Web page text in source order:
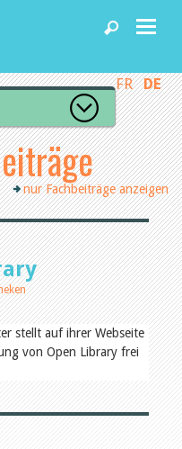
FR DE
nur Fachbeiträge anzeigen
stellt auf ihrer Webseite
von Open Library frei